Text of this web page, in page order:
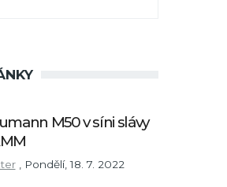
M50 v síni slávy
Pondělí, 18. 7. 2022